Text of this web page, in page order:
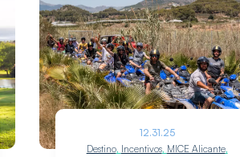
12.31.25
Destino, Incentivos, MICE Alicante,